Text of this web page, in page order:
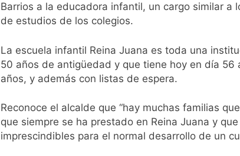
Barrios a la educadora infantil, un cargo similar a
de estudios de los colegios.
La escuela infantil Reina Juana es toda una
50 años de antigüedad y que tiene hoy en día
años, y además con listas de espera.
Reconoce el alcalde que “hay muchas familias
que siempre se ha prestado en Reina Juana y
imprescindibles para el normal desarrollo de un